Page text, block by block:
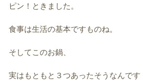
ピン！ときました。
食事は生活の基本ですものね。
そしてこのお鍋、
実はもともと３つあったそうなんです